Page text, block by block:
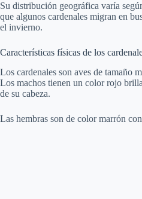
Su distribución geográfica varía
que algunos cardenales migran en
el invierno.
Características físicas de los
Los cardenales son aves de tamaño
Los machos tienen un color rojo
de su cabeza.
Las hembras son de color marrón